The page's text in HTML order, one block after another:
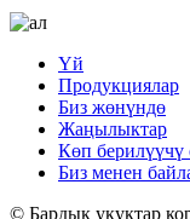
Үй
Продукциялар
Биз жөнүндө
Жаңылыктар
Көп берилүүчү
Биз менен
© Бардык укуктар